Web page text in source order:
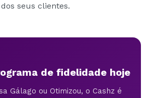
seus clientes.
de fidelidade hoje
Gálago ou Otimizou, o Cashz é